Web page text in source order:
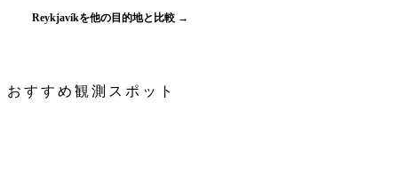
Reykjavíkを他の目的地と比較 →
おすすめ観測スポット